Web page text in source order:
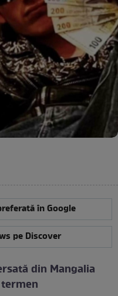
în Google
pe Discover
din Mangalia